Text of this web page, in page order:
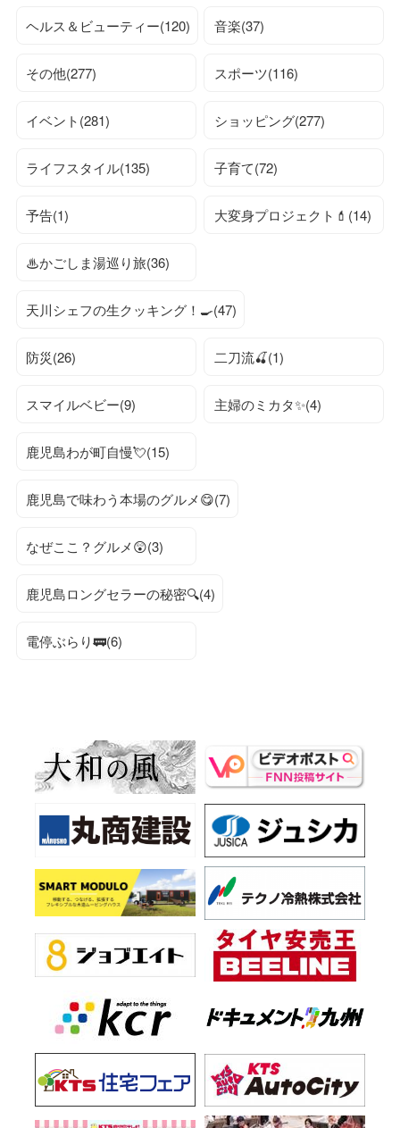
ヘルス＆ビューティー(120) 音楽(37)
その他(277) スポーツ(116)
イベント(281) ショッピング(277)
ライフスタイル(135) 子育て(72)
予告(1) 大変身プロジェクト💄(14)
♨かごしま湯巡り旅(36)
天川シェフの生クッキング！🍳(47)
防災(26) 二刀流🍒(1)
スマイルベビー(9) 主婦のミカタ✨(4)
鹿児島わが町自慢💘(15)
鹿児島で味わう本場のグルメ😋(7)
なぜここ？グルメ😲(3)
鹿児島ロングセラーの秘密🔍(4)
電停ぶらり🚃(6)